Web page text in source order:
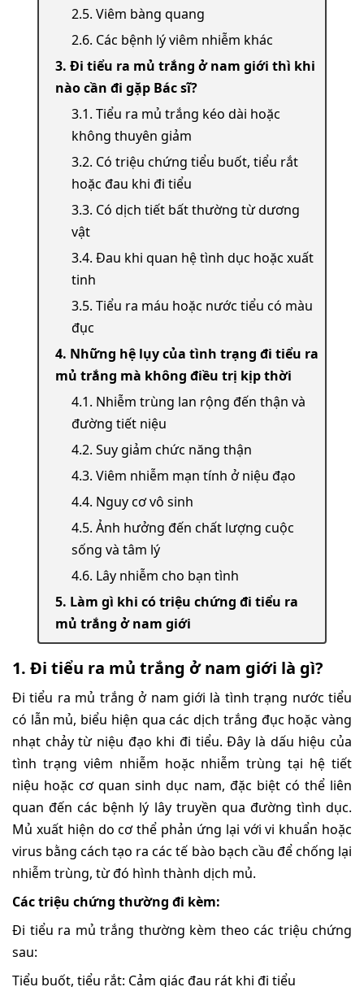
2.5. Viêm bàng quang
2.6. Các bệnh lý viêm nhiễm khác
3. Đi tiểu ra mủ trắng ở nam giới thì khi
nào cần đi gặp Bác sĩ?
3.1. Tiểu ra mủ trắng kéo dài hoặc
không thuyên giảm
3.2. Có triệu chứng tiểu buốt, tiểu rắt
hoặc đau khi đi tiểu
3.3. Có dịch tiết bất thường từ dương
vật
3.4. Đau khi quan hệ tình dục hoặc xuất
tinh
3.5. Tiểu ra máu hoặc nước tiểu có màu
đục
4. Những hệ lụy của tình trạng đi tiểu ra
mủ trắng mà không điều trị kịp thời
4.1. Nhiễm trùng lan rộng đến thận và
đường tiết niệu
4.2. Suy giảm chức năng thận
4.3. Viêm nhiễm mạn tính ở niệu đạo
4.4. Nguy cơ vô sinh
4.5. Ảnh hưởng đến chất lượng cuộc
sống và tâm lý
4.6. Lây nhiễm cho bạn tình
5. Làm gì khi có triệu chứng đi tiểu ra
mủ trắng ở nam giới
1. Đi tiểu ra mủ trắng ở nam giới là gì?
Đi tiểu ra mủ trắng ở nam giới là tình trạng nước tiểu
có lẫn mủ, biểu hiện qua các dịch trắng đục hoặc vàng
nhạt chảy từ niệu đạo khi đi tiểu. Đây là dấu hiệu của
tình trạng viêm nhiễm hoặc nhiễm trùng tại hệ tiết
niệu hoặc cơ quan sinh dục nam, đặc biệt có thể liên
quan đến các bệnh lý lây truyền qua đường tình dục.
Mủ xuất hiện do cơ thể phản ứng lại với vi khuẩn hoặc
virus bằng cách tạo ra các tế bào bạch cầu để chống lại
nhiễm trùng, từ đó hình thành dịch mủ.
Các triệu chứng thường đi kèm:
Đi tiểu ra mủ trắng thường kèm theo các triệu chứng
sau:
Tiểu buốt, tiểu rắt: Cảm giác đau rát khi đi tiểu